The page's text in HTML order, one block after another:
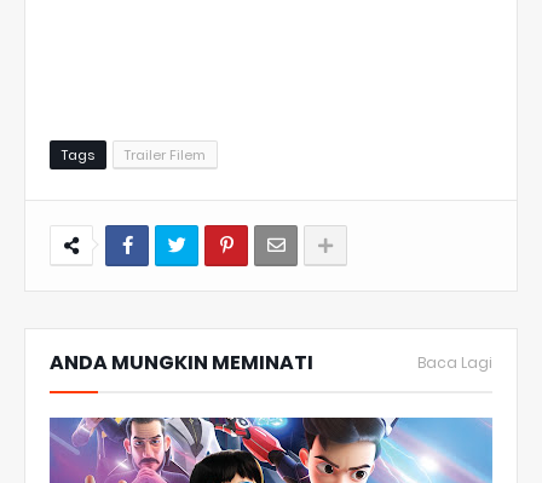
Tags Trailer Filem
ANDA MUNGKIN MEMINATI Baca Lagi